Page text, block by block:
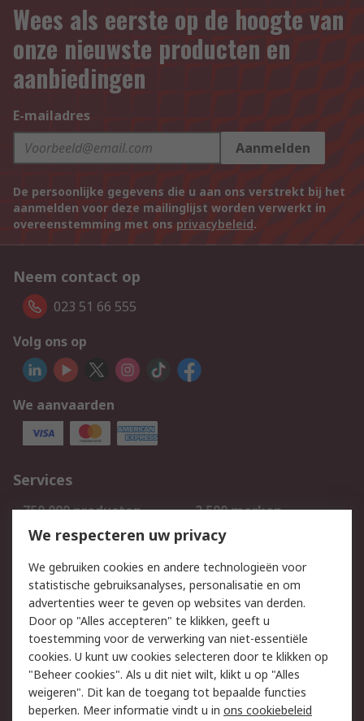
Wees als eerste op de hoogte van
onze nieuwste producten en
aanbiedingen
E-mailadres
Aanmelden
De persoonlijke gegevens die u aan ons verstrekt bij het
aanmelden voor deze mailinglijst worden verwerkt in
overeenstemming met ons privacybeleid.
Neem contact op
023 51 66 555
Volg ons op
We aanvaarden
Services
750.000 producten
2.500 merken
Bestellen
Inkoopoplossingen
Track & Trace
Wettelijk
Cookiebeleid
Email veiligheid
Privacybeleid
Websitevoorwaarden
Algemene
verkoopvoorwaarden
We respecteren uw privacy
We gebruiken cookies en andere technologieën voor
statistische gebruiksanalyses, personalisatie en om
advertenties weer te geven op websites van derden.
Door op "Alles accepteren" te klikken, geeft u
toestemming voor de verwerking van niet-essentiële
cookies. U kunt uw cookies selecteren door te klikken op
"Beheer cookies". Als u dit niet wilt, klikt u op "Alles
weigeren". Dit kan de toegang tot bepaalde functies
beperken. Meer informatie vindt u in ons cookiebeleid